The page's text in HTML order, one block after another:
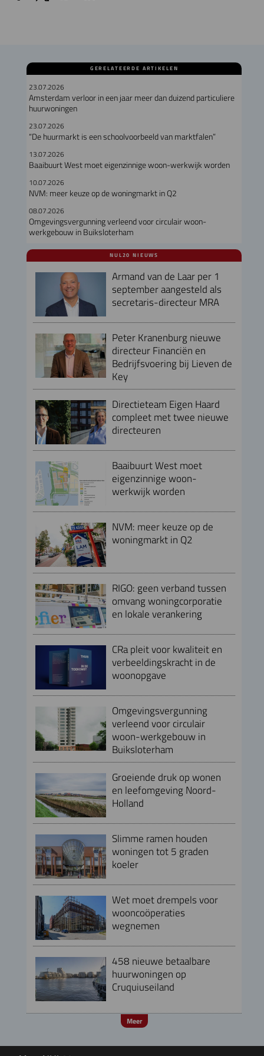
GERELATEERDE ARTIKELEN
23.07.2026
Amsterdam verloor in een jaar meer dan duizend particuliere
huurwoningen
23.07.2026
“De huurmarkt is een schoolvoorbeeld van marktfalen”
13.07.2026
Baaibuurt West moet eigenzinnige woon-werkwijk worden
10.07.2026
NVM: meer keuze op de woningmarkt in Q2
08.07.2026
Omgevingsvergunning verleend voor circulair woon-
werkgebouw in Buiksloterham
NUL20 NIEUWS
Armand van de Laar per 1
september aangesteld als
secretaris-directeur MRA
Peter Kranenburg nieuwe
directeur Financiën en
Bedrijfsvoering bij Lieven de
Key
Directieteam Eigen Haard
compleet met twee nieuwe
directeuren
Baaibuurt West moet
eigenzinnige woon-
werkwijk worden
NVM: meer keuze op de
woningmarkt in Q2
RIGO: geen verband tussen
omvang woningcorporatie
en lokale verankering
CRa pleit voor kwaliteit en
verbeeldingskracht in de
woonopgave
Omgevingsvergunning
verleend voor circulair
woon-werkgebouw in
Buiksloterham
Groeiende druk op wonen
en leefomgeving Noord-
Holland
Slimme ramen houden
woningen tot 5 graden
koeler
Wet moet drempels voor
wooncoöperaties
wegnemen
458 nieuwe betaalbare
huurwoningen op
Cruquiuseiland
Meer